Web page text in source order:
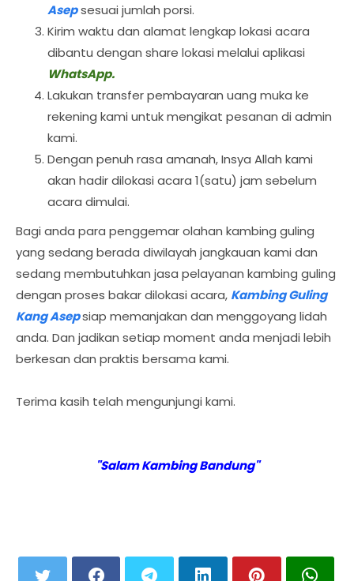
Asepsesuai jumlah porsi.
Kirim waktu dan alamat lengkap lokasi acara
dibantu dengan share lokasi melalui aplikasi
WhatsApp.
Lakukan transfer pembayaran uang muka ke
rekening kami untuk mengikat pesanan di admin
kami.
Dengan penuh rasa amanah, Insya Allah kami
akan hadir dilokasi acara 1(satu) jam sebelum
acara dimulai.
Bagi anda para penggemar olahan kambing guling
yang sedang berada diwilayah jangkauan kami dan
sedang membutuhkan jasa pelayanan kambing guling
dengan proses bakar dilokasi acara, Kambing Guling
Kang Asepsiap memanjakan dan menggoyang lidah
anda. Dan jadikan setiap moment anda menjadi lebih
berkesan dan praktis bersama kami.
Terima kasih telah mengunjungi kami.
"Salam Kambing Bandung"